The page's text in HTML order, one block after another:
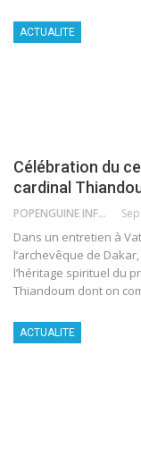
ACTUALITE
Célébration du
cardinal
POPENGUINE INFO
Dans un entretien à
l’archevêque de
l’héritage spirituel du
Thiandoum dont on
ACTUALITE